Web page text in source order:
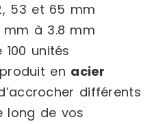
53 et 65 mm
à 3.8 mm
unités
en acier
différents
long de vos